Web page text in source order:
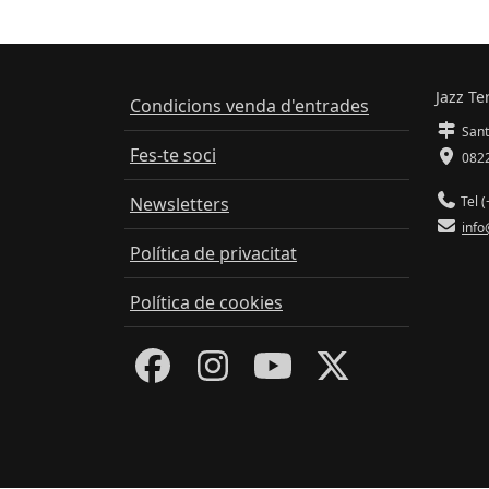
Condicions venda d'entrades
Fes-te soci
Newsletters
Política de privacitat
Política de cookies
Jazz
Tel